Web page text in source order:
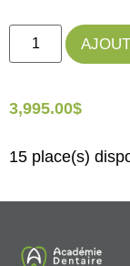
3,995.00$
15 place(s)